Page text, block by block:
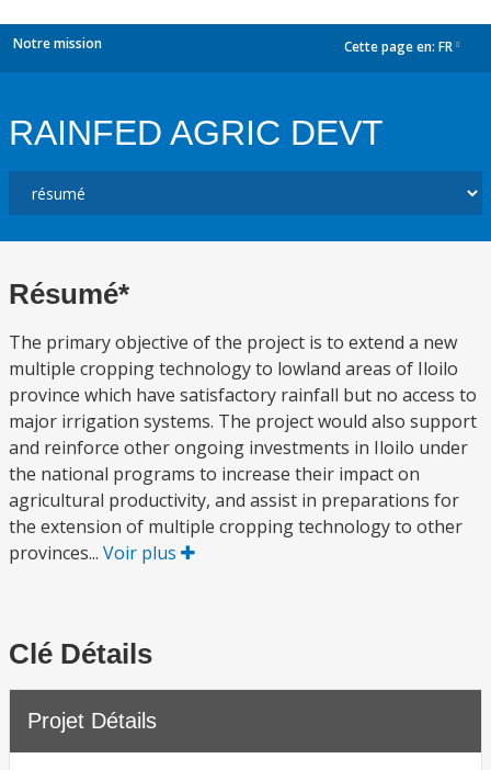
Notre mission Cette page en: FR
RAINFED AGRIC DEVT
Résumé*
The primary objective of the project is to extend a new
multiple cropping technology to lowland areas of Iloilo
province which have satisfactory rainfall but no access to
major irrigation systems. The project would also support
and reinforce other ongoing investments in Iloilo under
the national programs to increase their impact on
agricultural productivity, and assist in preparations for
the extension of multiple cropping technology to other
provinces... Voir plus
Clé Détails
Projet Détails